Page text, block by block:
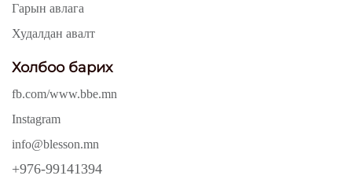
Гарын авлага
Худалдан авалт
Холбоо барих
fb.com/www.bbe.mn
Instagram
info@blesson.mn
+976-99141394